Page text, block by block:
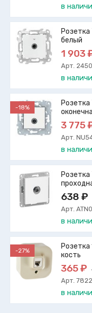
в
Розетка
белый
1 903
Арт.
в
-18%
Розетка
3 775
Арт.
в
Розетка
638 ₽
Арт.
в
-27%
Розетка
кость
365 ₽
Арт.
в